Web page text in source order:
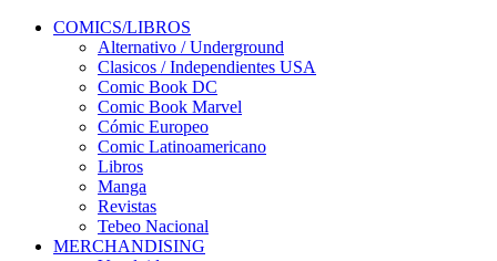
COMICS/LIBROS
Alternativo / Underground
Clasicos / Independientes USA
Comic Book DC
Comic Book Marvel
Cómic Europeo
Comic Latinoamericano
Libros
Manga
Revistas
Tebeo Nacional
MERCHANDISING